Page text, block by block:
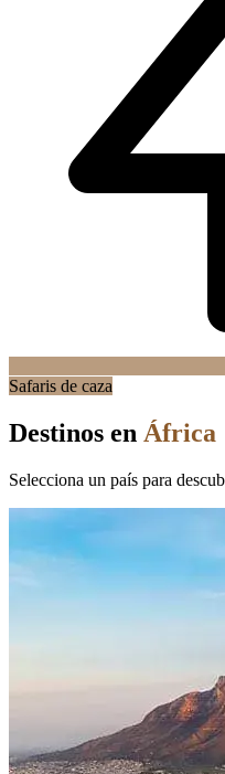
Safaris de caza
Destinos en África
Selecciona un país para